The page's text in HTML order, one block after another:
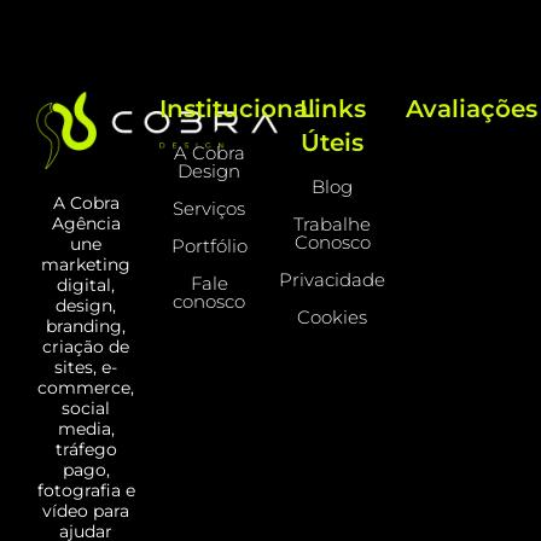
A Cobra
Agência
une
marketing
digital,
design,
branding,
criação de
sites, e-
commerce,
social
media,
tráfego
pago,
fotografia e
vídeo para
ajudar
Institucional
A Cobra
Design
Serviços
Portfólio
Fale
conosco
Links
Úteis
Blog
Trabalhe
Conosco
Privacidade
Cookies
Avaliações